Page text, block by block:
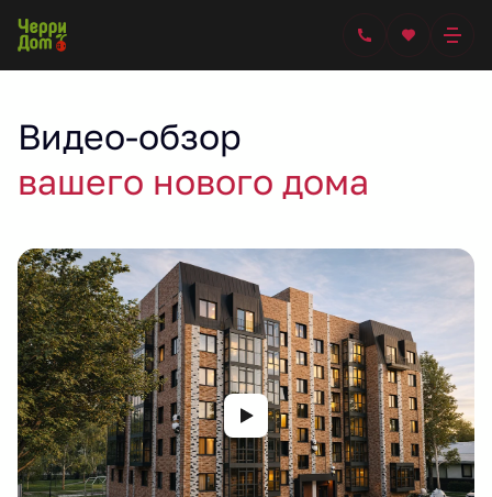
Видео-обзор
вашего нового дома